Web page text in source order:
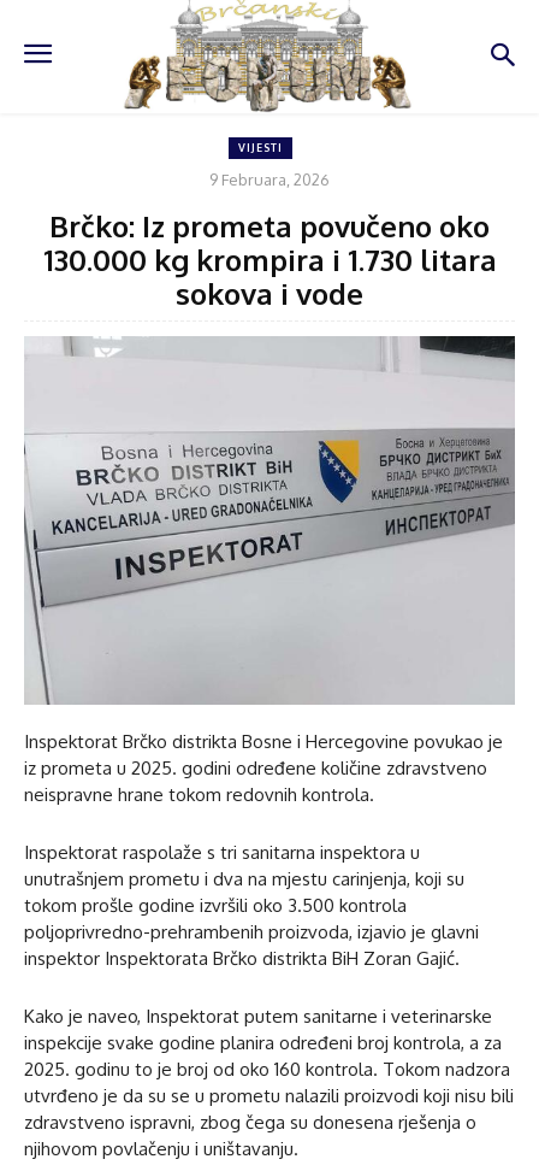
VIJESTI
9 Februara, 2026
Brčko: Iz prometa povučeno oko
130.000 kg krompira i 1.730 litara
sokova i vode
Inspektorat Brčko distrikta Bosne i Hercegovine povukao je
iz prometa u 2025. godini određene količine zdravstveno
neispravne hrane tokom redovnih kontrola.
Inspektorat raspolaže s tri sanitarna inspektora u
unutrašnjem prometu i dva na mjestu carinjenja, koji su
tokom prošle godine izvršili oko 3.500 kontrola
poljoprivredno-prehrambenih proizvoda, izjavio je glavni
inspektor Inspektorata Brčko distrikta BiH Zoran Gajić.
Kako je naveo, Inspektorat putem sanitarne i veterinarske
inspekcije svake godine planira određeni broj kontrola, a za
2025. godinu to je broj od oko 160 kontrola. Tokom nadzora
utvrđeno je da su se u prometu nalazili proizvodi koji nisu bili
zdravstveno ispravni, zbog čega su donesena rješenja o
njihovom povlačenju i uništavanju.